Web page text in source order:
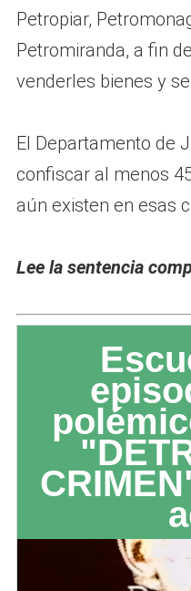
Petropiar,
Petromiranda, a fin
venderles bienes y
El Departamento de
confiscar al menos
aún existen en esas
Lee la sentencia